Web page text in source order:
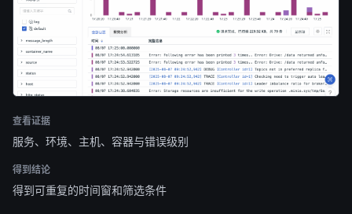
查看证据
服务、环境、主机、容器与错误级别
得到结论
得到可重复的时间窗和筛选条件